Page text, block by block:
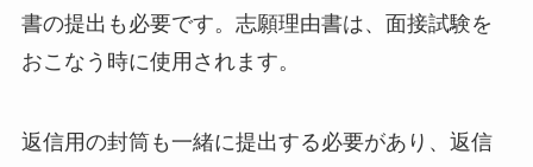
書の提出も必要です。志願理由書は、面接試験を
おこなう時に使用されます。
返信用の封筒も一緒に提出する必要があり、返信